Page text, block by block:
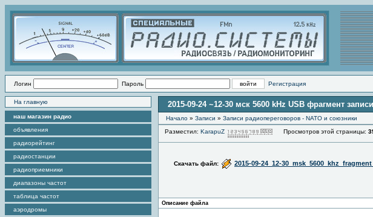
Логин Пароль Регистрация
На главную
наш магазин радио
объявления
радиорейтинг
радиостанции
радиоприемники
диапазоны частот
таблица частот
аэродромы
2015-09-24 ~12-30 мск 5600 kHz USB фрагмент
Начало » Записи » Записи радиопереговоров - NATO и союзники
Разместил: KarapuZ Просмотров этой страницы:
Скачать файл: 2015-09-24_12-
Описание файла